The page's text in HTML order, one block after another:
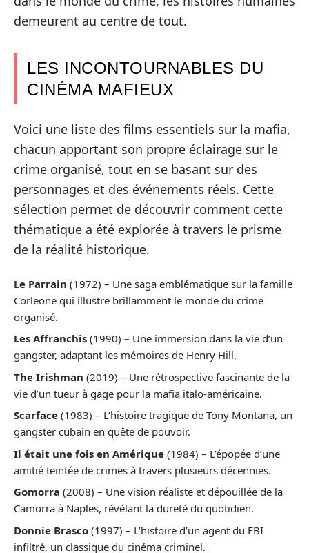
demeurent au centre de tout.
LES INCONTOURNABLES DU
CINÉMA MAFIEUX
Voici une liste des films essentiels sur la mafia,
chacun apportant son propre éclairage sur le
crime organisé, tout en se basant sur des
personnages et des événements réels. Cette
sélection permet de découvrir comment cette
thématique a été explorée à travers le prisme
de la réalité historique.
Le Parrain (1972) – Une saga emblématique sur la famille
Corleone qui illustre brillamment le monde du crime
organisé.
Les Affranchis (1990) – Une immersion dans la vie d’un
gangster, adaptant les mémoires de Henry Hill.
The Irishman (2019) – Une rétrospective fascinante de la
vie d’un tueur à gage pour la mafia italo-américaine.
Scarface (1983) – L’histoire tragique de Tony Montana, un
gangster cubain en quête de pouvoir.
Il était une fois en Amérique (1984) – L’épopée d’une
amitié teintée de crimes à travers plusieurs décennies.
Gomorra (2008) – Une vision réaliste et dépouillée de la
Camorra à Naples, révélant la dureté du quotidien.
Donnie Brasco (1997) – L’histoire d’un agent du FBI
infiltré, un classique du cinéma criminel.